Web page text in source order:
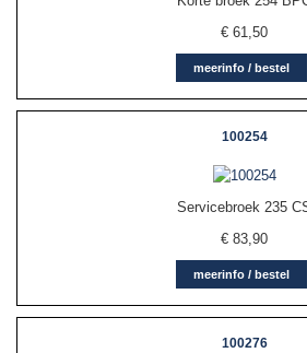
€61,50
meerinfo / bestel
100254
Servicebroek 235
€83,90
meerinfo / bestel
100276